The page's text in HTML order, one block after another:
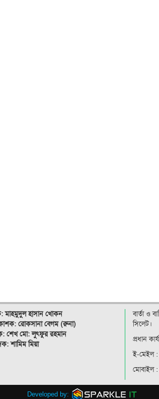
মাহমুদুল হাসান খোকন
রোকসানা বেগম (রুনা)
শেখ মো: লুৎফুর রহমান
শামিম মিয়া
বার্তা ও
সিলেট।
প্রধান
ই-মেইল
মোবাইল
Developed by: